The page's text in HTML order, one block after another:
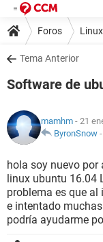
Foros
Tema Anterior
Software de
mamhm - 21
ByronSnow -
hola soy nuevo por
linux ubuntu 16.04
problema es que al
e intentado
podría ayudarme